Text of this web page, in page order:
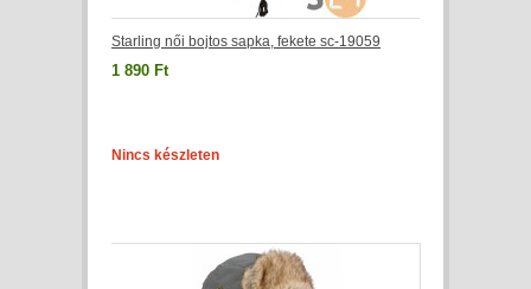
Starling női bojtos sapka, fekete sc-19059
1 890 Ft
Nincs készleten